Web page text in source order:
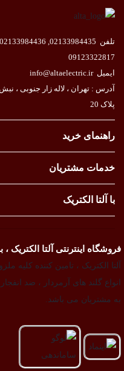
تلفن 02133984435
02133984436
09123322817
ایمیلinfo@altaelectric.ir
آدرس : تهران ، لاله زار جنوبی ،
پلاک 20
راهنمای خرید
خدمات مشتریان
با آلتا الکتریک
فروشگاه اینترنتی آلتا الکتریک
آلتا الکتریک ، تامین کننده
انواع گلند های آرمردار ، ضد
به مشتریان می باشد.